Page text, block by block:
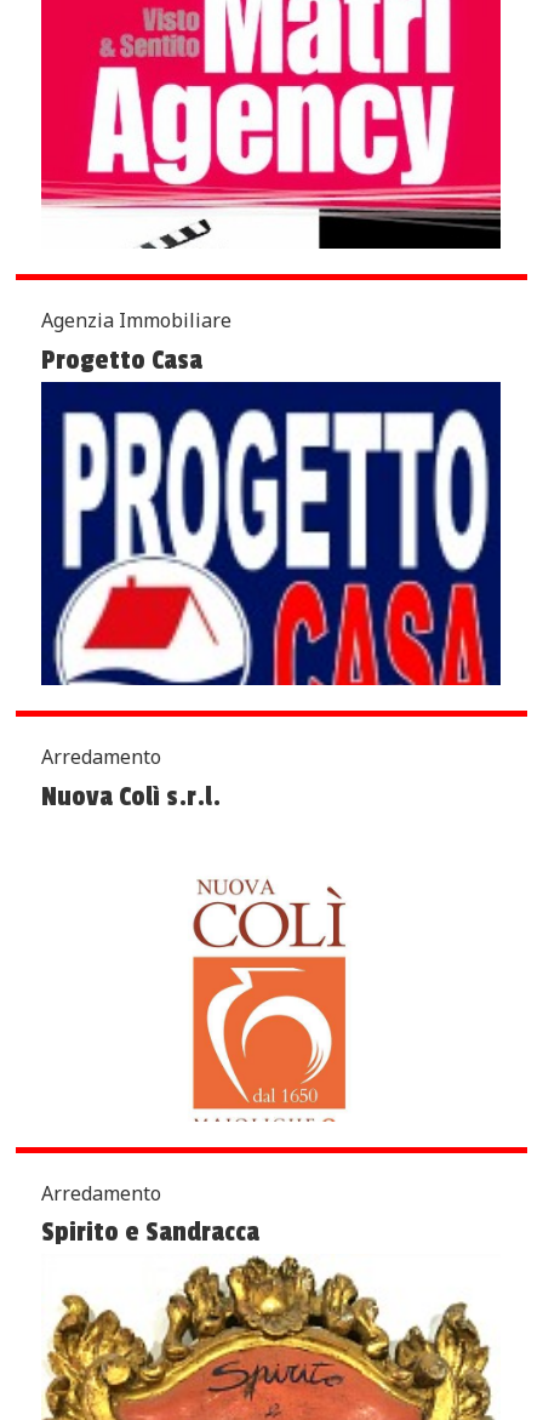
Agenzia Immobiliare
Progetto Casa
Arredamento
Nuova Colì s.r.l.
Arredamento
Spirito e Sandracca